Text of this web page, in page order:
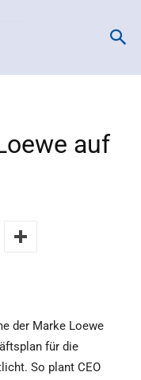
auf
der Marke Loewe
für die
So plant CEO